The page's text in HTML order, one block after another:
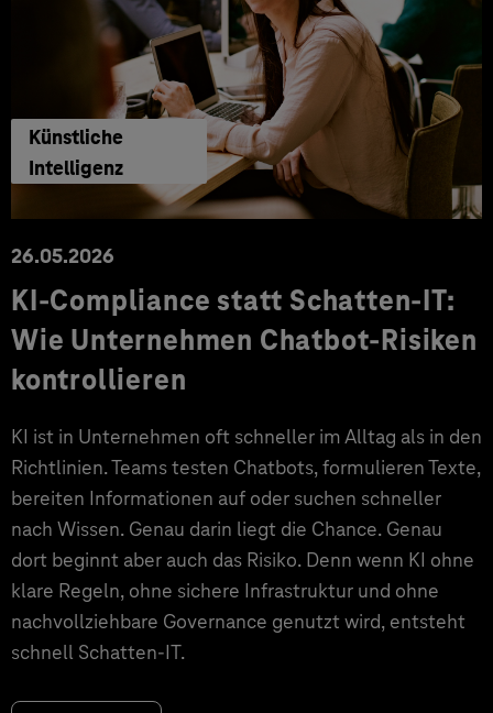
Künstliche
Intelligenz
26.05.2026
KI-Compliance statt Schatten-IT:
Wie Unternehmen Chatbot-Risiken
kontrollieren
KI ist in Unternehmen oft schneller im Alltag als in den
Richtlinien. Teams testen Chatbots, formulieren Texte,
bereiten Informationen auf oder suchen schneller
nach Wissen. Genau darin liegt die Chance. Genau
dort beginnt aber auch das Risiko. Denn wenn KI ohne
klare Regeln, ohne sichere Infrastruktur und ohne
nachvollziehbare Governance genutzt wird, entsteht
schnell Schatten-IT.